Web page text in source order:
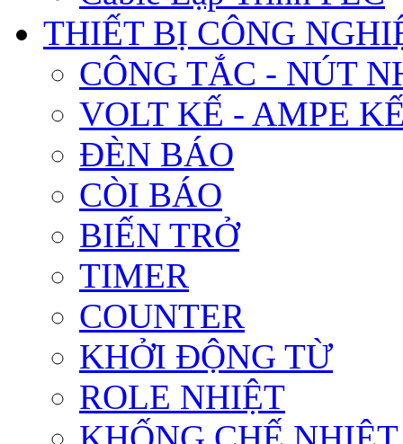
THIẾT BỊ CÔNG
CÔNG TẮC - NÚT
VOLT KẾ - AMPE
ĐÈN BÁO
CÒI BÁO
BIẾN TRỞ
TIMER
COUNTER
KHỞI ĐỘNG TỪ
ROLE NHIỆT